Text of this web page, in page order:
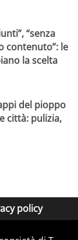
“senza
contenuto”: le
la scelta
del pioppo
città: pulizia,
policy